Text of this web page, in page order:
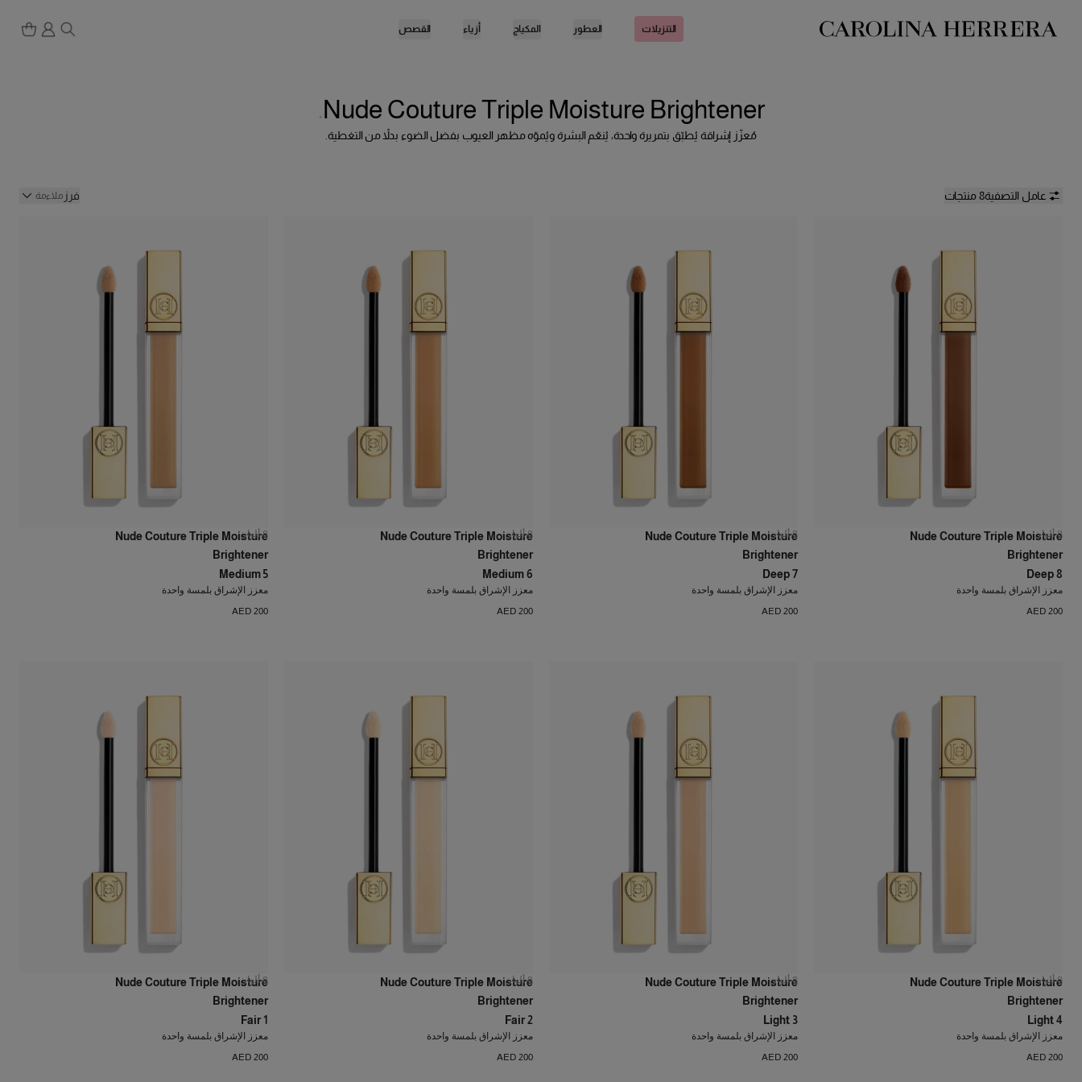
بيان إمكانية الوصول (الرابط)
التنزيلات العطور المكياج أزياء القصص
Nude Couture Triple Moisture Brightener
مُعزّز إشراقة يُطبّق بتمريرة واحدة، يُنعّم البشرة ويُموّه مظهر العيوب بفضل الضوء بدلاً من التغطية.
عامل التصفية8 منتجات فرز ملاءمة
Nude Couture Triple Moisture
Brightener
Deep 8
معزز الإشراق بلمسة واحدة
8 ألوان
AED 200
Nude Couture Triple Moisture
Brightener
Deep 7
معزز الإشراق بلمسة واحدة
8 ألوان
AED 200
Nude Couture Triple Moisture
Brightener
Medium 6
معزز الإشراق بلمسة واحدة
8 ألوان
AED 200
Nude Couture Triple Moisture
Brightener
Medium 5
معزز الإشراق بلمسة واحدة
8 ألوان
AED 200
Nude Couture Triple Moisture
Brightener
Light 4
معزز الإشراق بلمسة واحدة
8 ألوان
AED 200
Nude Couture Triple Moisture
Brightener
Light 3
معزز الإشراق بلمسة واحدة
8 ألوان
AED 200
Nude Couture Triple Moisture
Brightener
Fair 2
معزز الإشراق بلمسة واحدة
8 ألوان
AED 200
Nude Couture Triple Moisture
Brightener
Fair 1
معزز الإشراق بلمسة واحدة
8 ألوان
AED 200